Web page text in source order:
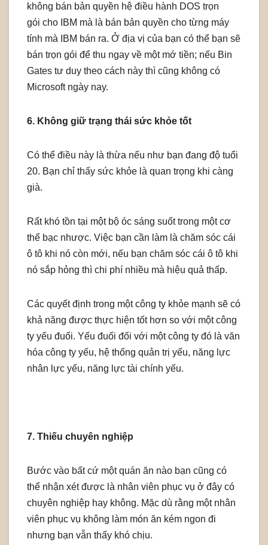
không bán bản quyền hệ điều hành DOS trọn
gói cho IBM mà là bán bản quyền cho từng máy
tính mà IBM bán ra. Ở địa vị của bạn có thể bạn sẽ
bán trọn gói để thu ngay về một mớ tiền; nếu Bin
Gates tư duy theo cách này thì cũng không có
Microsoft ngày nay.
6. Không giữ trạng thái sức khỏe tốt
Có thể điều này là thừa nếu như bạn đang độ tuổi
20. Bạn chỉ thấy sức khỏe là quan trọng khi càng
già.
Rất khó tồn tại một bộ óc sáng suốt trong một cơ
thể bạc nhược. Việc bạn cần làm là chăm sóc cái
ô tô khi nó còn mới, nếu bạn chăm sóc cái ô tô khi
nó sắp hỏng thì chi phí nhiều mà hiệu quả thấp.
Các quyết định trong một công ty khỏe mạnh sẽ có
khả năng được thực hiện tốt hơn so với một công
ty yếu đuối. Yếu đuối đối với một công ty đó là văn
hóa công ty yếu, hệ thống quản trị yếu, năng lực
nhân lực yếu, năng lực tài chính yếu.
7. Thiếu chuyên nghiệp
Bước vào bất cứ một quán ăn nào bạn cũng có
thể nhận xét được là nhân viên phục vụ ở đây có
chuyên nghiệp hay không. Mặc dù rằng một nhân
viên phục vụ không làm món ăn kém ngon đi
nhưng bạn vẫn thấy khó chịu.